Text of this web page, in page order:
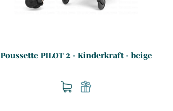
Poussette PILOT 2 - Kinderkraft - beige